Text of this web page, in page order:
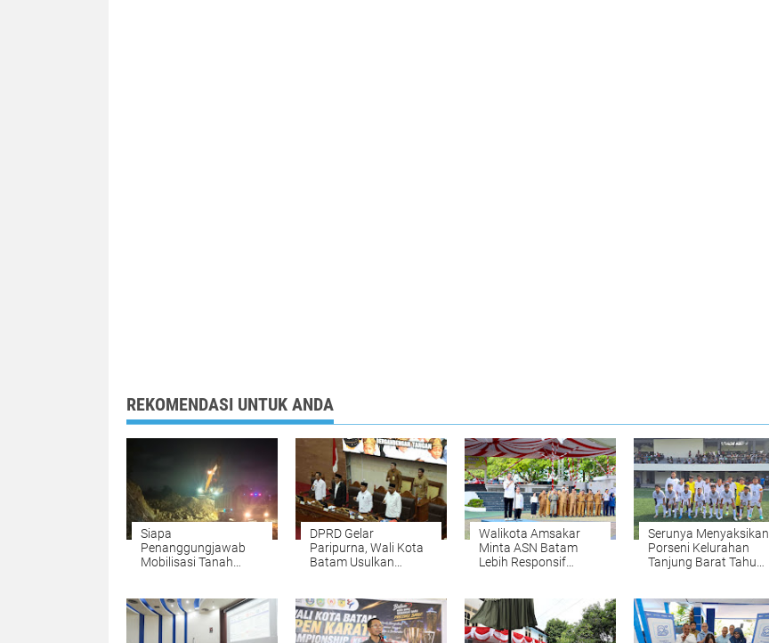
REKOMENDASI UNTUK ANDA
Siapa
Penanggungjawab
Mobilisasi Tanah
Marina Sekupang
Batam?
DPRD Gelar
Paripurna, Wali Kota
Batam Usulkan
Walikota Amsakar
Minta ASN Batam
Lebih Responsif
Serunya Menyaksikan
Porseni Kelurahan
Tanjung Barat Tahun